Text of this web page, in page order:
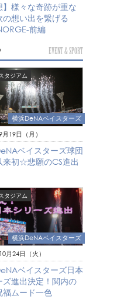
】様々な奇跡が重な
の想い出を繋げる
前編
EVENT & SPORT
タジアム
横浜DeNAベイスターズ
19日（月）
ベイスターズ球団
来初☆悲願のCS進出
タジアム
横浜DeNAベイスターズ
月24日（火）
ベイスターズ日本
ズ進出決定！関内の
福ムード一色